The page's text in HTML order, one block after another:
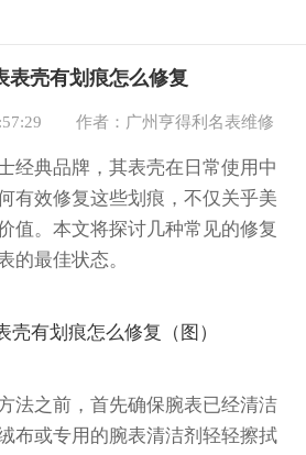
表壳有划痕怎么修复
作者：广州亨得利名表维修
典品牌，其表壳在日常使用中
有效修复这些划痕，不仅关乎美
值。本文将探讨几种常见的修复
的最佳状态。
之前，首先确保腕表已经清洁
布或专用的腕表清洁剂轻轻擦拭